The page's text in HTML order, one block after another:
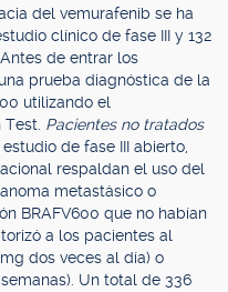
del vemurafenib se ha
clínico de fase III y 132
de entrar los
prueba diagnóstica de la
utilizando el
Pacientes no tratados
de fase III abierto,
respaldan el uso del
metastásico o
BRAFV600 que no habían
a los pacientes al
dos veces al día) o
Un total de 336